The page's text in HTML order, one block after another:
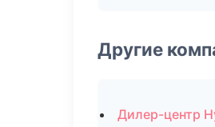
Другие
Дилер-центр